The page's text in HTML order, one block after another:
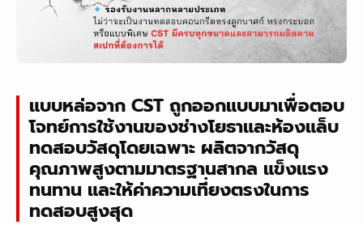
แบบหล่อจาก CST ถูกออกแบบมาเพื่อตอบ
โจทย์การใช้งานของช่างโยธาและห้องแล็บ
ทดสอบวัสดุโดยเฉพาะ ผลิตจากวัสดุ
คุณภาพสูงตามมาตรฐานสากล แข็งแรง
ทนทาน และให้ค่าความเที่ยงตรงในการ
ทดสอบสูงสุด